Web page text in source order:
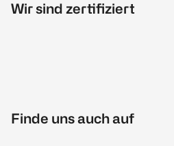
Wir sind zertifiziert
Finde uns auch auf